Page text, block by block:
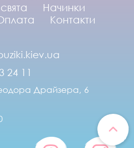
Начинки
Контакти
24 11
Драйзера, 6